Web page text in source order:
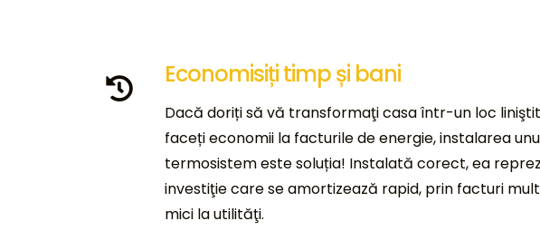
Economisiți timp și bani
Dacă doriți să vă transformaţi casa într-un loc
faceți economii la facturile de energie, instalarea
termosistem este soluția! Instalată corect, ea
investiţie care se amortizează rapid, prin facturi
mici la utilităţi.